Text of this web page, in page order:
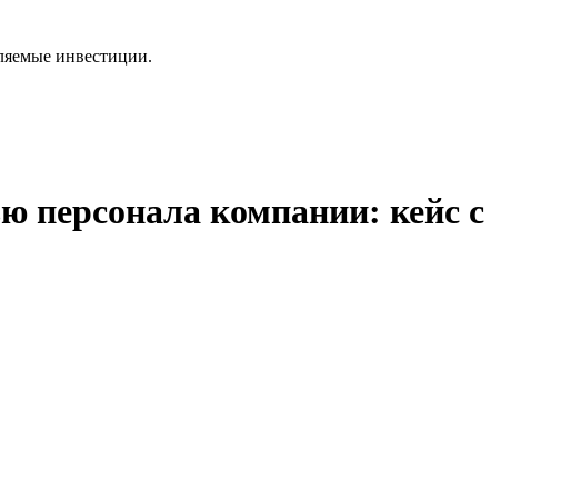
инвестиции.
персонала компании: кейс с